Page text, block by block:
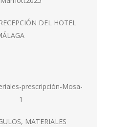
DEL HOTEL
MATERIALES